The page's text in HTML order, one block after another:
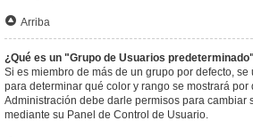
Arriba
¿Qué es un "Grupo de Usuarios
Si es miembro de más de un grupo por defecto,
para determinar qué color y rango se mostrará por
Administración debe darle permisos para cambiar
mediante su Panel de Control de Usuario.